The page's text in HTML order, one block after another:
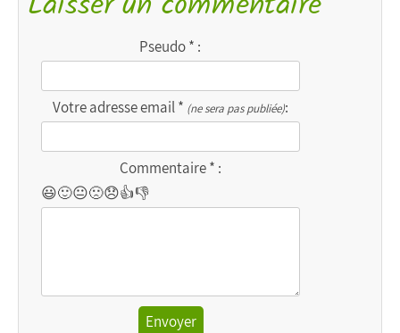
Laisser un commentaire
Pseudo * :
Votre adresse email * (ne sera pas publiée):
Commentaire * :
😃🙂😐🙁😞👍👎
Envoyer